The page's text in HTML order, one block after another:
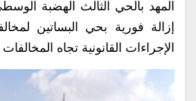
المهد بالحي الثالث الهضبة
إزالة فورية بحي البساتين
الإجراءات القانونية تجاه